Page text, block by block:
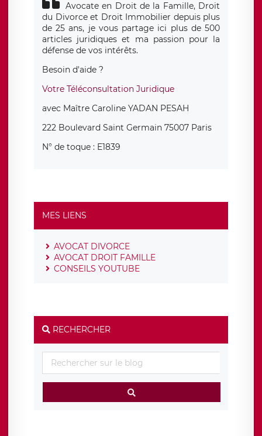
Avocate en Droit de la Famille, Droit
du Divorce et Droit Immobilier depuis plus
de 25 ans, je vous partage ici plus de 500
articles juridiques et ma passion pour la
défense de vos intérêts.
Besoin d'aide ?
Votre Téléconsultation Juridique
avec Maître Caroline YADAN PESAH
222 Boulevard Saint Germain 75007 Paris
N° de toque : E1839
MES LIENS
AVOCAT DIVORCE
AVOCAT DROIT FAMILLE
CONSEILS YOUTUBE
RECHERCHER